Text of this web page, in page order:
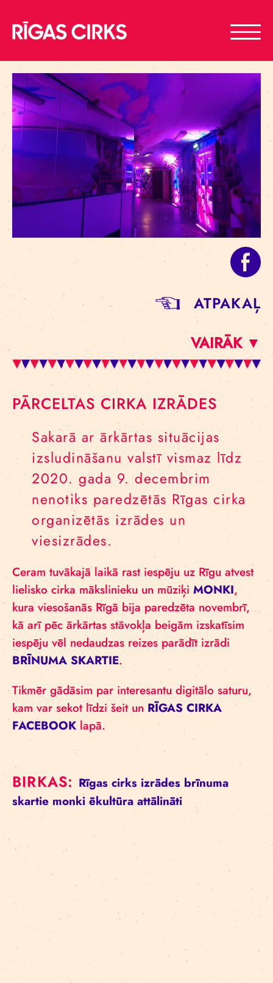
ATPAKAĻ
VAIRĀK ▼
PĀRCELTAS CIRKA IZRĀDES
Sakarā ar ārkārtas situācijas
izsludināšanu valstī vismaz līdz
2020. gada 9. decembrim
nenotiks paredzētās Rīgas cirka
organizētās izrādes un
viesizrādes.
Ceram tuvākajā laikā rast iespēju uz Rīgu atvest
lielisko cirka mākslinieku un mūziķi MONKI,
kura viesošanās Rīgā bija paredzēta novembrī,
kā arī pēc ārkārtas stāvokļa beigām izskatīsim
iespēju vēl nedaudzas reizes parādīt izrādi
BRĪNUMA SKARTIE.
Tikmēr gādāsim par interesantu digitālo saturu,
kam var sekot līdzi šeit un RĪGAS CIRKA
FACEBOOK lapā.
BIRKAS: Rīgas cirks izrādes brīnuma
skartie monki ēkultūra attālināti